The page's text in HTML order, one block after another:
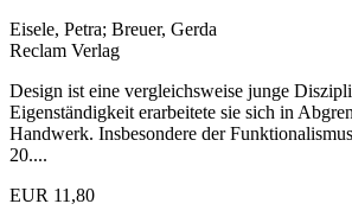
Eisele, Petra; Breuer, Gerda
Reclam Verlag
Design ist eine vergleichsweise junge
Eigenständigkeit erarbeitete sie sich in
Handwerk. Insbesondere der
20....
EUR 11,80